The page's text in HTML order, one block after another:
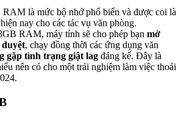
RAM là mức bộ nhớ phổ biến và được coi là
nay cho các tác vụ văn phòng.
RAM, máy tính sẽ cho phép bạn mở
, chạy đồng thời các ứng dụng văn
gặp tình trạng giật lag đáng kể. Đây là
nên có cho một trải nghiệm làm việc thoải